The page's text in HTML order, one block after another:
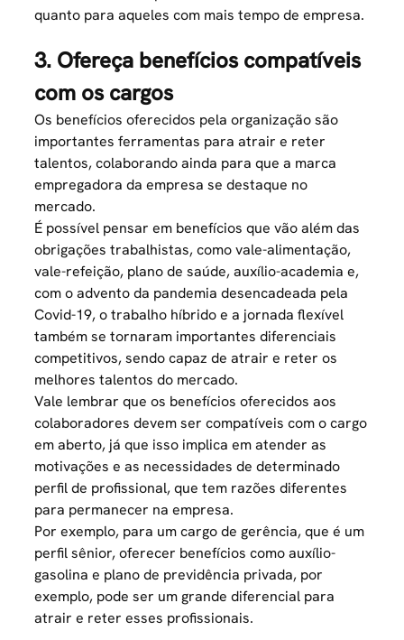
quanto para aqueles com mais tempo de empresa.
3. Ofereça benefícios compatíveis
com os cargos
Os benefícios oferecidos pela organização são
importantes ferramentas para atrair e reter
talentos, colaborando ainda para que a marca
empregadora da empresa se destaque no
mercado.
É possível pensar em benefícios que vão além das
obrigações trabalhistas, como vale-alimentação,
vale-refeição, plano desaúde, auxílio-academia e,
com o advento da pandemia desencadeada pela
Covid-19, o trabalho híbrido e a jornada flexível
também se tornaram importantes diferenciais
competitivos, sendo capaz de atrair e reter os
melhores talentos do mercado.
Vale lembrar que os benefícios oferecidos aos
colaboradores devem ser compatíveis com o cargo
em aberto, já que isso implica em atender as
motivações e as necessidades de determinado
perfil de profissional, que tem razões diferentes
para permanecer na empresa.
Por exemplo, para um cargo de gerência, que é um
perfil sênior, oferecer benefícios como auxílio-
gasolina e plano de previdência privada, por
exemplo, pode ser um grande diferencial para
atrair e reter esses profissionais.